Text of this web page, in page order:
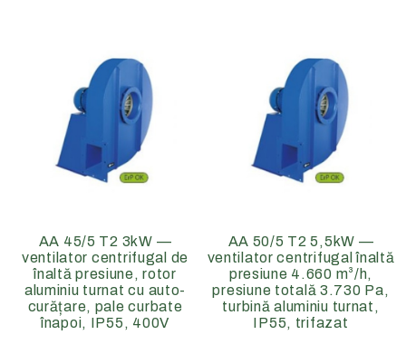
AA 45/5 T2 3kW —
ventilator centrifugal de
înaltă presiune, rotor
aluminiu turnat cu auto-
curățare, pale curbate
înapoi, IP55, 400V
AA 50/5 T2 5,5kW —
ventilator centrifugal înaltă
presiune 4.660 m³/h,
presiune totală 3.730 Pa,
turbină aluminiu turnat,
IP55, trifazat